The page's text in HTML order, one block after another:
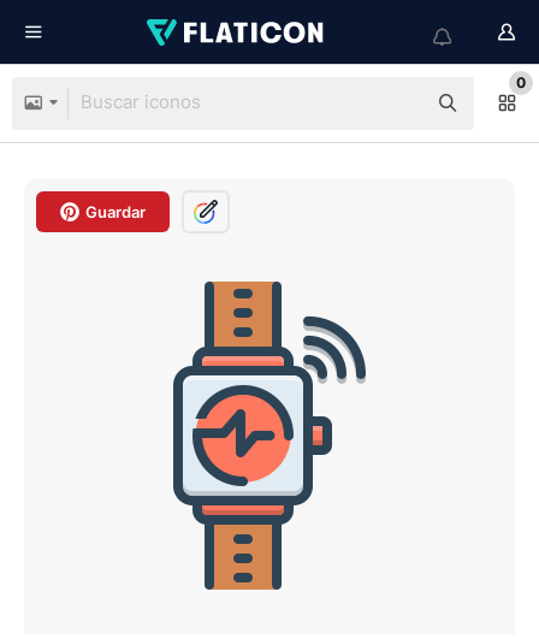
0
Guardar